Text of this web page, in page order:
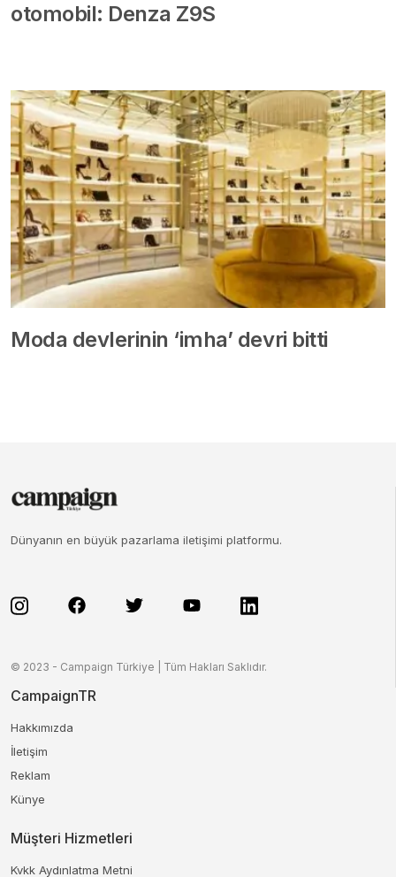
otomobil: Denza Z9S
Moda devlerinin ‘imha’ devri bitti
Dünyanın en büyük pazarlama iletişimi platformu.
© 2023 - Campaign Türkiye | Tüm Hakları Saklıdır.
CampaignTR
Hakkımızda
İletişim
Reklam
Künye
Müşteri Hizmetleri
Kvkk Aydınlatma Metni